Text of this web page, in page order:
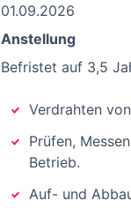
01.09.2026
Anstellung
Befristet auf 3,5
Verdrahten
Prüfen,
Betrieb.
Auf- und